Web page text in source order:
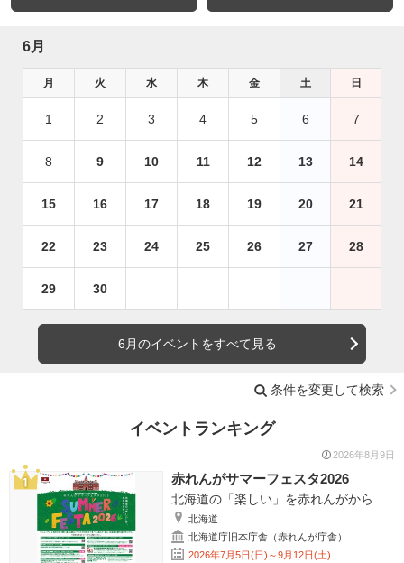
6月
月 火 水 木 金 土 日
1 2 3 4 5 6 7
8 9 10 11 12 13 14
15 16 17 18 19 20 21
22 23 24 25 26 27 28
29 30
6月のイベントをすべて見る
条件を変更して検索
イベントランキング
2026年8月9日
赤れんがサマーフェスタ2026
北海道の「楽しい」を赤れんがから
北海道
北海道庁旧本庁舎（赤れんが庁舎）
2026年7月5日(日)～9月12日(土)